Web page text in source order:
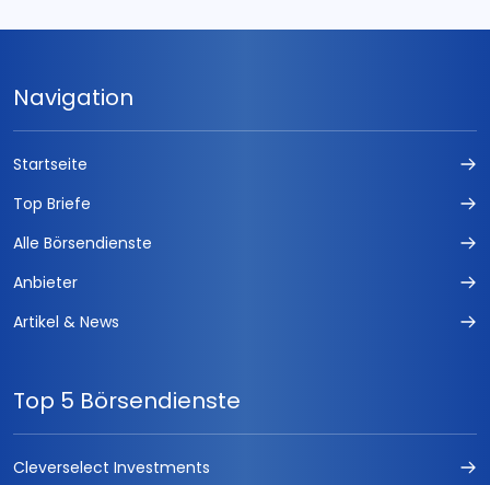
Navigation
Startseite
Top Briefe
Alle Börsendienste
Anbieter
Artikel & News
Top 5 Börsendienste
Cleverselect Investments